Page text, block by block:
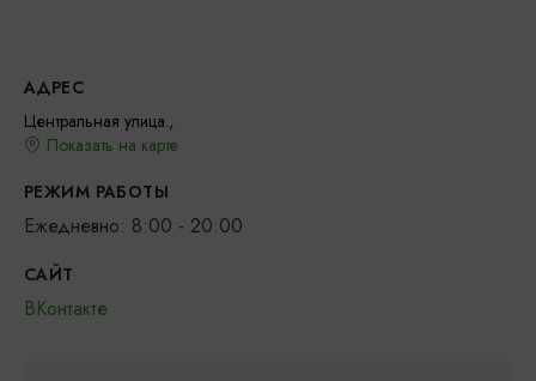
АДРЕС
Центральная улица.,
Показать на карте
РЕЖИМ РАБОТЫ
Ежедневно: 8:00 - 20:00
САЙТ
ВКонтакте